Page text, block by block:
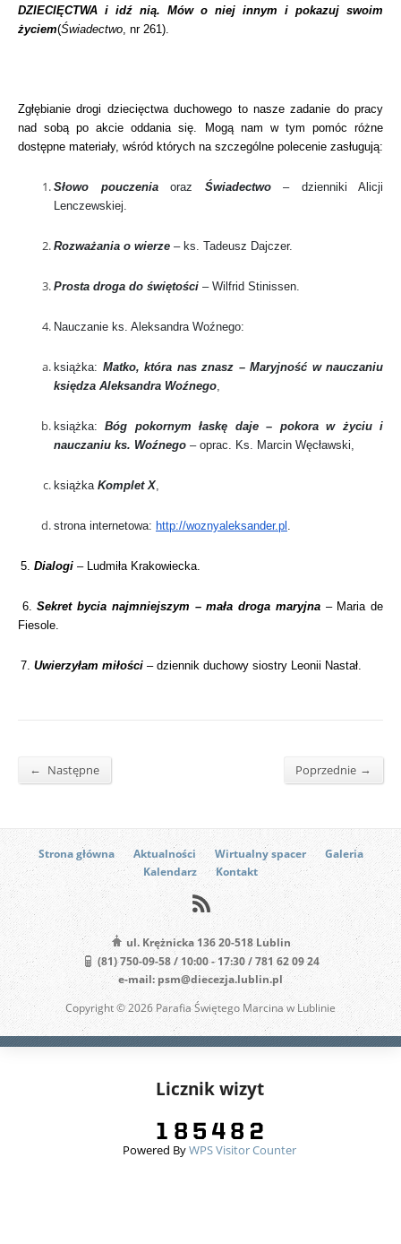
DZIECIĘCTWA i idź nią. Mów o niej innym i pokazuj swoim
życiem(Świadectwo, nr 261).
Zgłębianie drogi dziecięctwa duchowego to nasze zadanie do pracy
nad sobą po akcie oddania się. Mogą nam w tym pomóc różne
dostępne materiały, wśród których na szczególne polecenie zasługują:
Słowo pouczenia oraz Świadectwo– dzienniki Alicji
Lenczewskiej.
Rozważania o wierze – ks. Tadeusz Dajczer.
Prosta droga do świętości – Wilfrid Stinissen.
Nauczanie ks. Aleksandra Woźnego:
książka: Matko, która nas znasz – Maryjność w nauczaniu
księdza Aleksandra Woźnego,
książka:Bóg pokornym łaskę daje – pokora w życiu i
nauczaniu ks. Woźnego – oprac. Ks. Marcin Węcławski,
książka Komplet X,
strona internetowa: http://woznyaleksander.pl .
5. Dialogi – Ludmiła Krakowiecka.
6.Sekret bycia najmniejszym – mała droga maryjna– Maria de
Fiesole.
7. Uwierzyłam miłości – dziennik duchowy siostry Leonii Nastał.
← Następne Poprzednie →
Strona główna Aktualności Wirtualny spacer
Galeria
Kalendarz
Kontakt
ul. Krężnicka 136 20-518 Lublin
(81) 750-09-58 / 10:00 - 17:30 / 781 62 09 24
e-mail: psm@diecezja.lublin.pl
Copyright © 2026 Parafia Świętego Marcina w Lublinie
Licznik wizyt
Powered ByWPS Visitor Counter